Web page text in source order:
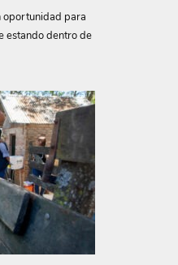
oportunidad para
estando dentro de